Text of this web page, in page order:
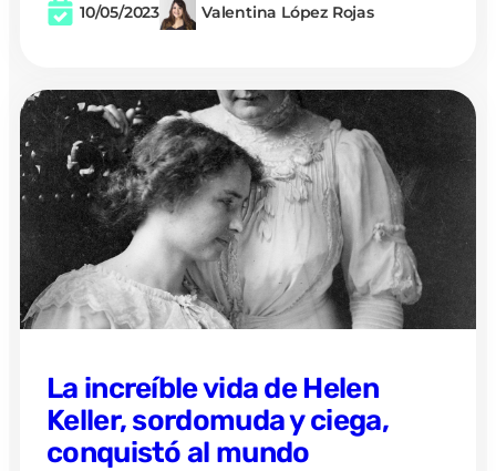
10/05/2023 Valentina López Rojas
La increíble vida de Helen
Keller, sordomuda y ciega,
conquistó al mundo